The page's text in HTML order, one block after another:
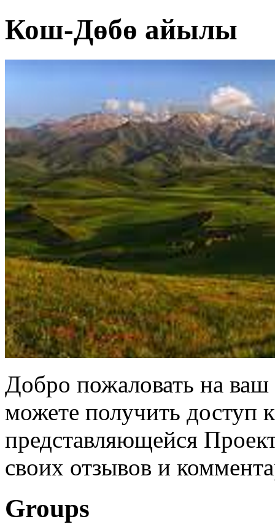
Кош-Дөбө айылы
Добро пожаловать на
можете получить доступ
представляющейся
своих отзывов и
Groups